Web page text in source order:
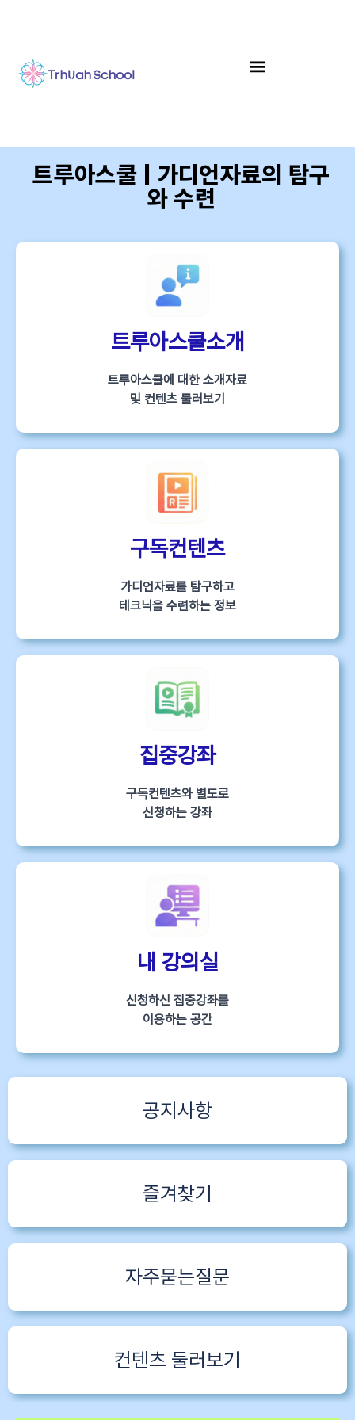
트루아스쿨 | 가디언자료의 탐구
와 수련
트루아스쿨소개
트루아스쿨에 대한 소개자료
및 컨텐츠 둘러보기
구독컨텐츠
가디언자료를 탐구하고
테크닉을 수련하는 정보
집중강좌
구독컨텐츠와 별도로
신청하는 강좌
내 강의실
신청하신 집중강좌를
이용하는 공간
공지사항
즐겨찾기
자주묻는질문
컨텐츠 둘러보기